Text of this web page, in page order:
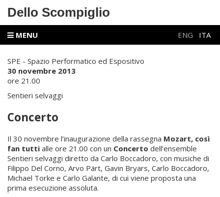
Dello Scompiglio
MENU ENG ITA
SPE - Spazio Performatico ed Espositivo
30 novembre 2013
ore 21.00
Sentieri selvaggi
Concerto
Il 30 novembre l’inaugurazione della rassegna Mozart, così
fan tutti alle ore 21.00 con un Concerto dell’ensemble
Sentieri selvaggi diretto da Carlo Boccadoro, con musiche di
Filippo Del Corno, Arvo Pärt, Gavin Bryars, Carlo Boccadoro,
Michael Torke e Carlo Galante, di cui viene proposta una
prima esecuzione assoluta.